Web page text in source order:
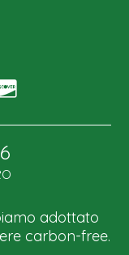
adottato
carbon-free.